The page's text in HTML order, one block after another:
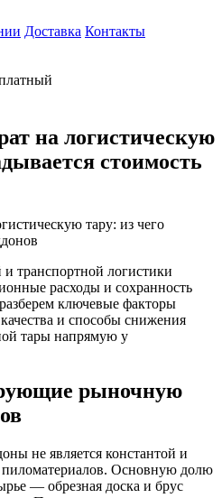
Доставка Контакты
на логистическую
стоимость
транспортной логистики
расходы и сохранность
ключевые факторы
и способы снижения
тары напрямую у
рыночную
не является константой и
Основную долю
— обрезная доска и брус